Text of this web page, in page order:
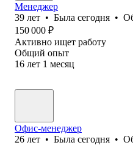
Менеджер
39 лет • Была сегодня •
150 000 ₽
Активно ищет работу
Общий опыт
16 лет 1 месяц
Офис-менеджер
26 лет • Была сегодня •